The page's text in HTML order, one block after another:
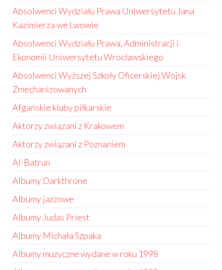
Absolwenci Wydziału Prawa Uniwersytetu Jana
Kazimierza we Lwowie
Absolwenci Wydziału Prawa, Administracji i
Ekonomii Uniwersytetu Wrocławskiego
Absolwenci Wyższej Szkoły Oficerskiej Wojsk
Zmechanizowanych
Afgańskie kluby piłkarskie
Aktorzy związani z Krakowem
Aktorzy związani z Poznaniem
Al-Batrun
Albumy Darkthrone
Albumy jazzowe
Albumy Judas Priest
Albumy Michała Szpaka
Albumy muzyczne wydane w roku 1998